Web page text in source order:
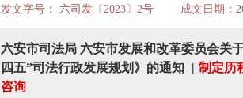
发文字号： 六司发〔2023〕2号 成文日期：
六安市司法局 六安市发展和改革委员会关
四五”司法行政发展规划》的通知 | 制定历
咨询